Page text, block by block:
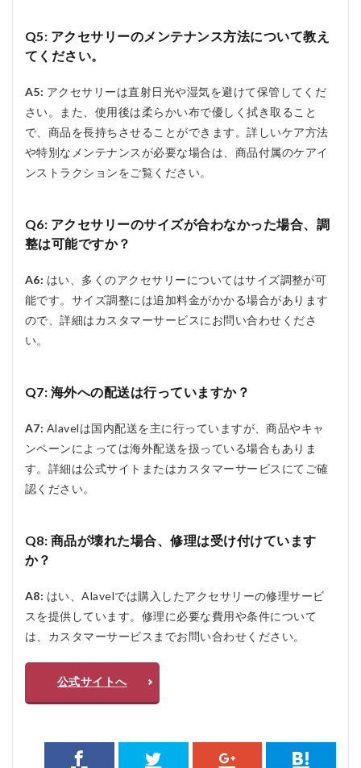
Q5: アクセサリーのメンテナンス方法について教え
てください。
A5: アクセサリーは直射日光や湿気を避けて保管してくだ
さい。また、使用後は柔らかい布で優しく拭き取ること
で、商品を長持ちさせることができます。詳しいケア方法
や特別なメンテナンスが必要な場合は、商品付属のケアイ
ンストラクションをご覧ください。
Q6: アクセサリーのサイズが合わなかった場合、調
整は可能ですか？
A6: はい、多くのアクセサリーについてはサイズ調整が可
能です。サイズ調整には追加料金がかかる場合があります
ので、詳細はカスタマーサービスにお問い合わせくださ
い。
Q7: 海外への配送は行っていますか？
A7: Alavelは国内配送を主に行っていますが、商品やキャ
ンペーンによっては海外配送を扱っている場合もありま
す。詳細は公式サイトまたはカスタマーサービスにてご確
認ください。
Q8: 商品が壊れた場合、修理は受け付けています
か？
A8: はい、Alavelでは購入したアクセサリーの修理サービ
スを提供しています。修理に必要な費用や条件について
は、カスタマーサービスまでお問い合わせください。
公式サイトへ